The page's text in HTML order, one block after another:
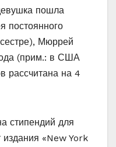
пошла
постоянного
Мюррей
(прим.: в США
рассчитана на 4
стипендий для
«New York